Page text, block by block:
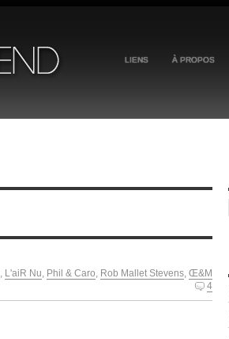
LIENS À PROPOS
, L'aiR Nu, Phil & Caro, Rob Mallet Stevens, Œ&M
4